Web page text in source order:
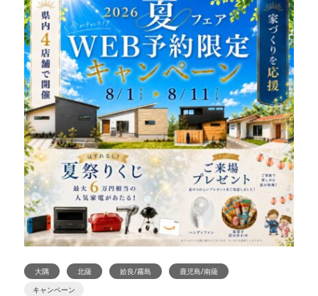
大隅 北薩 姶良/霧島
鹿児島/南薩
キャンペーン